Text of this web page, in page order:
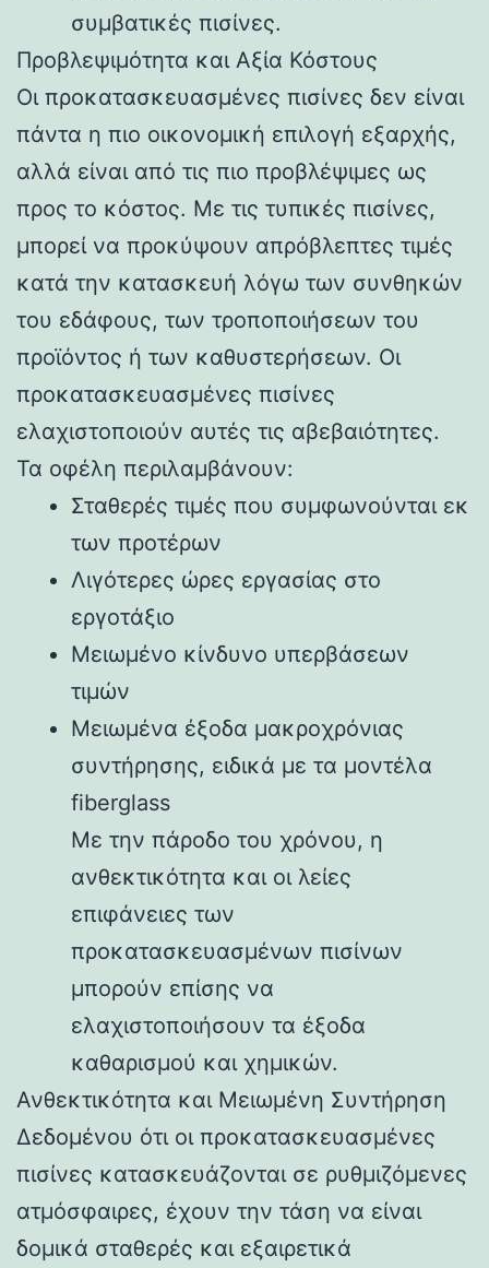
συμβατικές πισίνες.
Προβλεψιμότητα και Αξία Κόστους
Οι προκατασκευασμένες πισίνες δεν είναι
πάντα η πιο οικονομική επιλογή εξαρχής,
αλλά είναι από τις πιο προβλέψιμες ως
προς το κόστος. Με τις τυπικές πισίνες,
μπορεί να προκύψουν απρόβλεπτες τιμές
κατά την κατασκευή λόγω των συνθηκών
του εδάφους, των τροποποιήσεων του
προϊόντος ή των καθυστερήσεων. Οι
προκατασκευασμένες πισίνες
ελαχιστοποιούν αυτές τις αβεβαιότητες.
Τα οφέλη περιλαμβάνουν:
Σταθερές τιμές που συμφωνούνται εκ
των προτέρων
Λιγότερες ώρες εργασίας στο
εργοτάξιο
Μειωμένο κίνδυνο υπερβάσεων
τιμών
Μειωμένα έξοδα μακροχρόνιας
συντήρησης, ειδικά με τα μοντέλα
fiberglass
Με την πάροδο του χρόνου, η
ανθεκτικότητα και οι λείες
επιφάνειες των
προκατασκευασμένων πισίνων
μπορούν επίσης να
ελαχιστοποιήσουν τα έξοδα
καθαρισμού και χημικών.
Ανθεκτικότητα και Μειωμένη Συντήρηση
Δεδομένου ότι οι προκατασκευασμένες
πισίνες κατασκευάζονται σε ρυθμιζόμενες
ατμόσφαιρες, έχουν την τάση να είναι
δομικά σταθερές και εξαιρετικά